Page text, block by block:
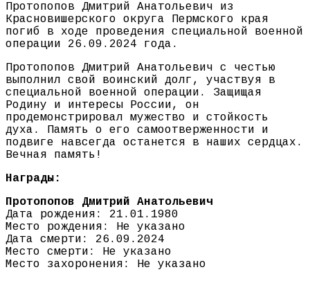
Протопопов Дмитрий Анатольевич из
Красновишерского округа Пермского края
погиб в ходе проведения специальной военной
операции 26.09.2024 года.
Протопопов Дмитрий Анатольевич с честью
выполнил свой воинский долг, участвуя в
специальной военной операции. Защищая
Родину и интересы России, он
продемонстрировал мужество и стойкость
духа. Память о его самоотверженности и
подвиге навсегда останется в наших сердцах.
Вечная память!
Награды:
Протопопов Дмитрий Анатольевич
Дата рождения: 21.01.1980
Место рождения: Не указано
Дата смерти: 26.09.2024
Место смерти: Не указано
Место захоронения: Не указано